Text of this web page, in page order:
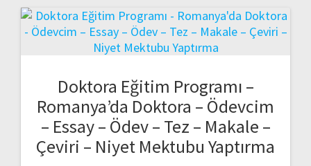
Doktora Eğitim Programı –
Romanya’da Doktora – Ödevcim
– Essay – Ödev – Tez – Makale –
Çeviri – Niyet Mektubu Yaptırma